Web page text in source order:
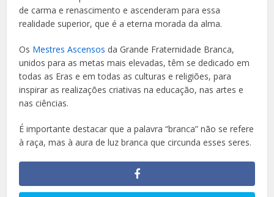
de carma e renascimento e ascenderam para essa
realidade superior, que é a eterna morada da alma.
Os Mestres Ascensos da Grande Fraternidade Branca,
unidos para as metas mais elevadas, têm se dedicado em
todas as Eras e em todas as culturas e religiões, para
inspirar as realizações criativas na educação, nas artes e
nas ciências.
É importante destacar que a palavra “branca” não se refere
à raça, mas à aura de luz branca que circunda esses seres.